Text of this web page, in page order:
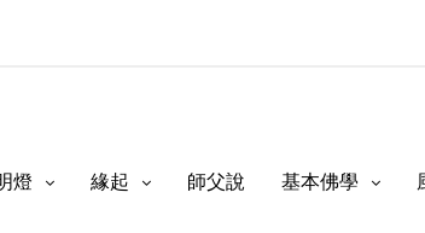
燈 緣起 師父說 基本佛學